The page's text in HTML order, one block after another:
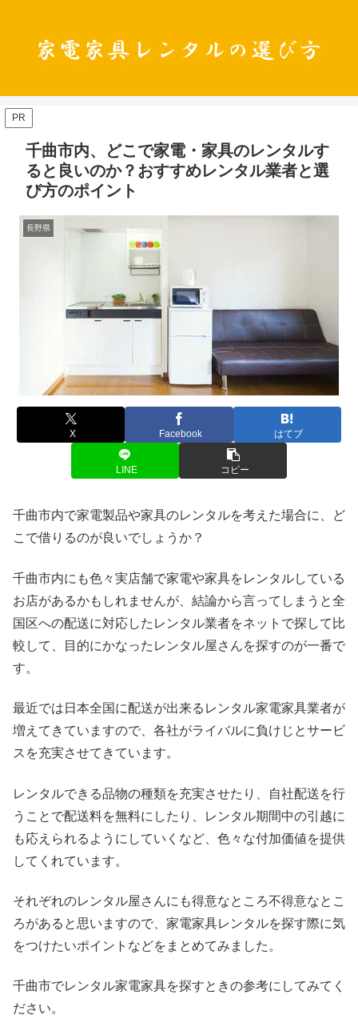
PR
千曲市内、どこで家電・家具のレンタルす
ると良いのか？おすすめレンタル業者と選
び方のポイント
長野県
X Facebook はてブ
LINE コピー
千曲市内で家電製品や家具のレンタルを考えた場合に、ど
こで借りるのが良いでしょうか？
千曲市内にも色々実店舗で家電や家具をレンタルしている
お店があるかもしれませんが、結論から言ってしまうと全
国区への配送に対応したレンタル業者をネットで探して比
較して、目的にかなったレンタル屋さんを探すのが一番で
す。
最近では日本全国に配送が出来るレンタル家電家具業者が
増えてきていますので、各社がライバルに負けじとサービ
スを充実させてきています。
レンタルできる品物の種類を充実させたり、自社配送を行
うことで配送料を無料にしたり、レンタル期間中の引越に
も応えられるようにしていくなど、色々な付加価値を提供
してくれています。
それぞれのレンタル屋さんにも得意なところ不得意なとこ
ろがあると思いますので、家電家具レンタルを探す際に気
をつけたいポイントなどをまとめてみました。
千曲市でレンタル家電家具を探すときの参考にしてみてく
ださい。